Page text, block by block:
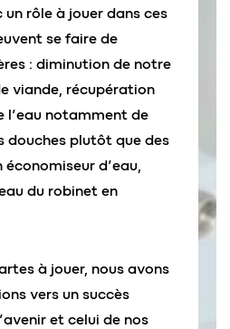
rôle à jouer dans ces
se faire de
: diminution de notre
viande, récupération
l’eau notamment de
douches plutôt que des
d’eau,
du robinet en
à jouer, nous avons
vers un succès
et celui de nos